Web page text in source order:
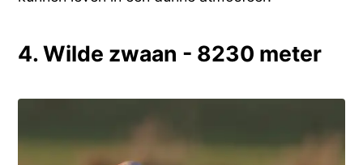
4. Wilde zwaan - 8230 meter